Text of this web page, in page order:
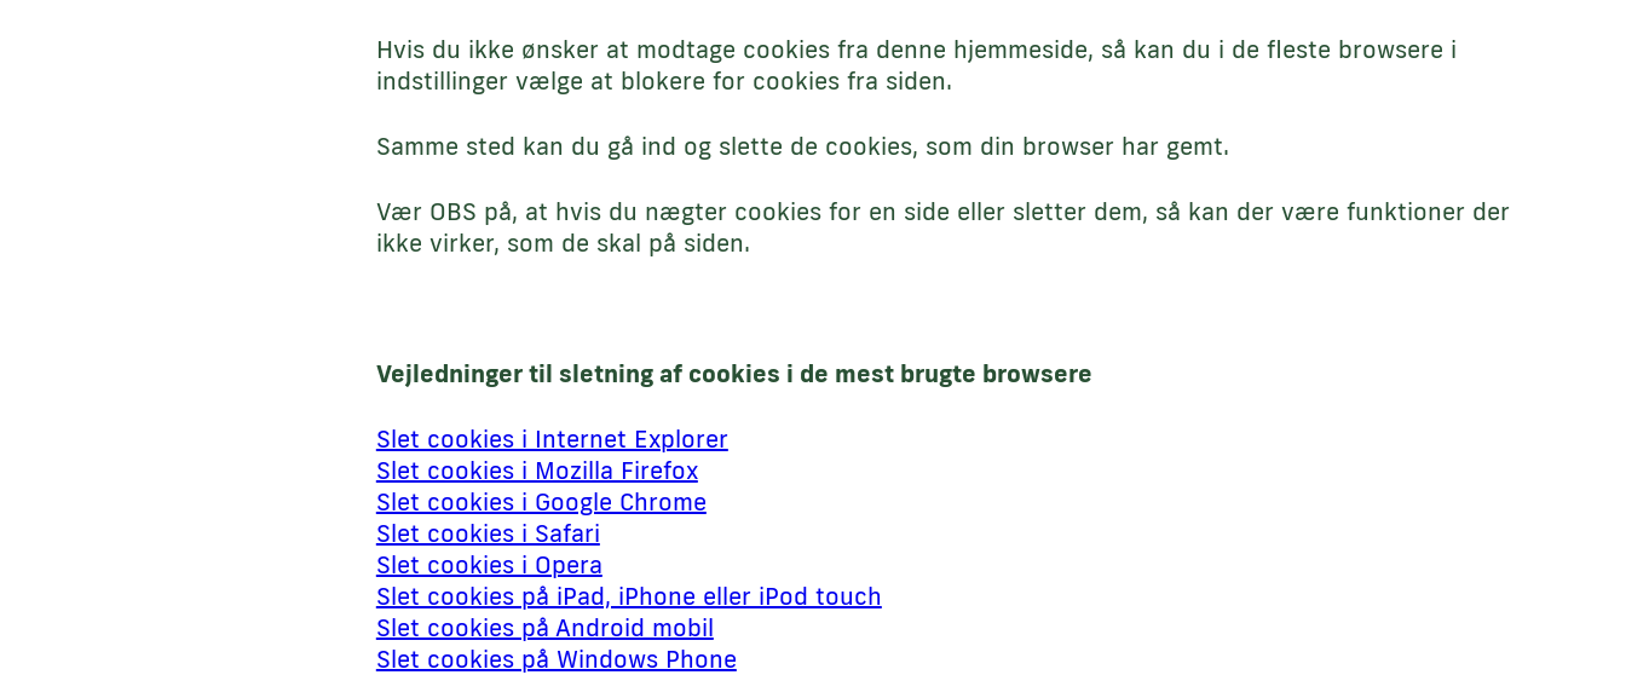
Hvis du ikke ønsker at modtage cookies fra denne hjemmeside, så kan du i de fleste browsere i
indstillinger vælge at blokere for cookies fra siden.
Samme sted kan du gå ind og slette de cookies, som din browser har gemt.
Vær OBS på, at hvis du nægter cookies for en side eller sletter dem, så kan der være funktioner der
ikke virker, som de skal på siden.
Vejledninger til sletning af cookies i de mest brugte browsere
Slet cookies i Internet Explorer
Slet cookies i Mozilla Firefox
Slet cookies i Google Chrome
Slet cookies i Safari
Slet cookies i Opera
Slet cookies på iPad, iPhone eller iPod touch
Slet cookies på Android mobil
Slet cookies på Windows Phone